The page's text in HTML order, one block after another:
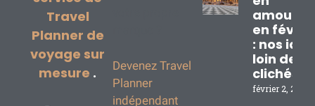
Travel
Planner de
voyage sur
mesure .
Devenez Travel
Planner
indépendant
en
: nos
loin des
clichés
février 2, 2026